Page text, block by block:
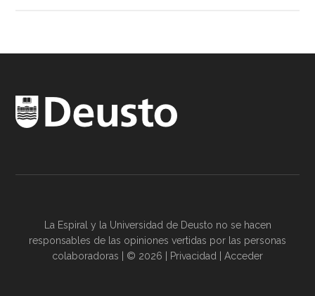
La Espiral y la Universidad de Deusto no se hacen
responsables de las opiniones vertidas por las personas
colaboradoras | © 2026 | Privacidad Acceder